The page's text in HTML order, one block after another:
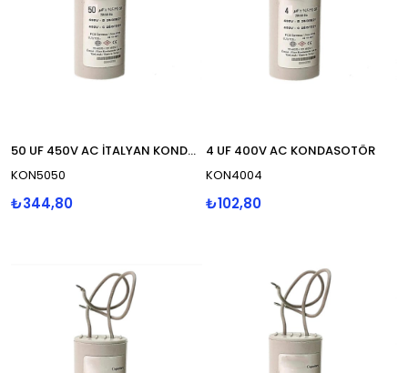
50 UF 450V AC İTALYAN KONDASOTÖR
KON5050
₺344,80
4 UF 400V AC KONDASOTÖR
KON4004
₺102,80